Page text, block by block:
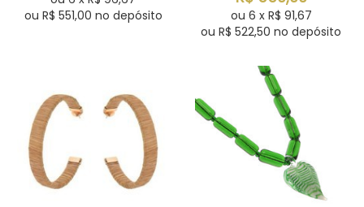
ou R$ 551,00 no depósito ou 6 x R$ 91,67
ou R$ 522,50 no depósito